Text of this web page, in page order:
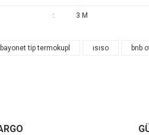
: 3 M
bayonet tip termokupl ısıso bnb